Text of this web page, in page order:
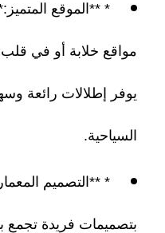
* **الموقع
مواقع خلابة أو في قلب
يوفر إطلالات رائعة
السياحية.
* **التصميم
بتصميمات فريدة تجمع